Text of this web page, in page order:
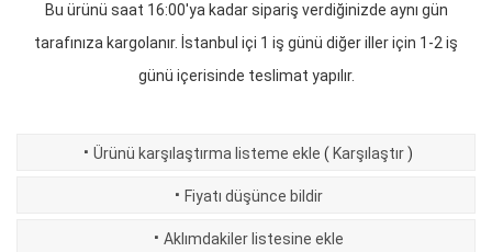
Bu ürünü saat 16:00'ya kadar sipariş verdiğinizde aynı gün
tarafınıza kargolanır. İstanbul içi 1 iş günü diğer iller için 1-2 iş
günü içerisinde teslimat yapılır.
· Ürünü karşılaştırma listeme ekle ( Karşılaştır )
· Fiyatı düşünce bildir
· Aklımdakiler listesine ekle